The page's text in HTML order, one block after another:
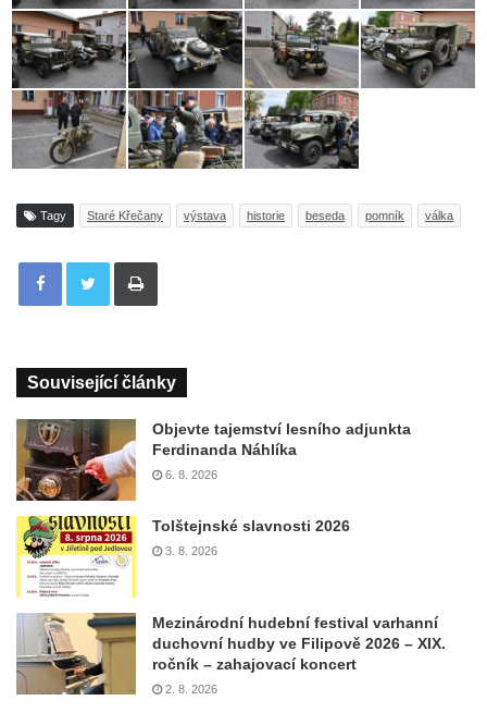
Tagy Staré Křečany výstava historie beseda pomník válka
Tisknout
Související články
Objevte tajemství lesního adjunkta
Ferdinanda Náhlíka
6. 8. 2026
Tolštejnské slavnosti 2026
3. 8. 2026
Mezinárodní hudební festival varhanní
duchovní hudby ve Filipově 2026 – XIX.
ročník – zahajovací koncert
2. 8. 2026